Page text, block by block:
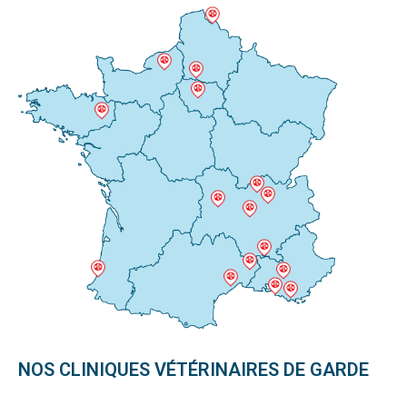
NOS CLINIQUES VÉTÉRINAIRES DE GARDE